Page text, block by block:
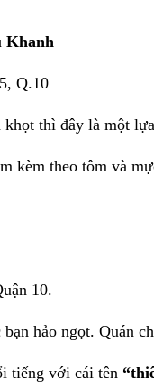
Khanh
Q.10
khọt thì đây là một
kèm theo tôm và
10.
hảo ngọt. Quán
tiếng với cái tên